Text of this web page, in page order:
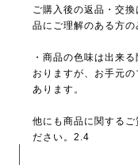
ご購入後の返品・交
品にご理解のある方の
・商品の色味は出来
おりますが、お手元
あります。
他にも商品に関する
ださい。2.4